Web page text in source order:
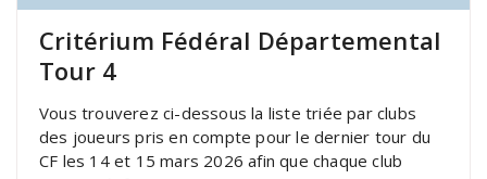
Critérium Fédéral Départemental
Tour 4
Vous trouverez ci-dessous la liste triée par clubs
des joueurs pris en compte pour le dernier tour du
CF les 14 et 15 mars 2026 afin que chaque club